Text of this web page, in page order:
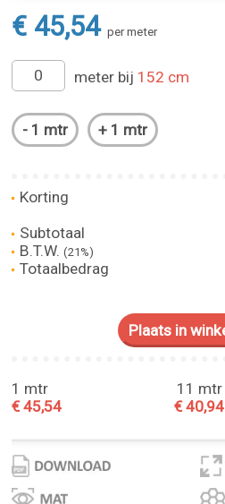
€ 45,54 per meter
meter bij 152 cm
Korting
Subtotaal
B.T.W.(21%)
Totaalbedrag
1 mtr
€ 45,54
11 mtr
€ 40,94